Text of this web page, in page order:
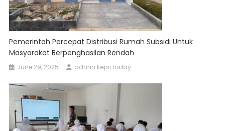
Pemerintah Percepat Distribusi Rumah Subsidi Untuk
Masyarakat Berpenghasilan Rendah
June 29, 2025 admin kepri today